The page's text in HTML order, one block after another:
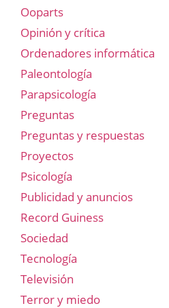
Ooparts
Opinión y crítica
Ordenadores informática
Paleontología
Parapsicología
Preguntas
Preguntas y respuestas
Proyectos
Psicología
Publicidad y anuncios
Record Guiness
Sociedad
Tecnología
Televisión
Terror y miedo